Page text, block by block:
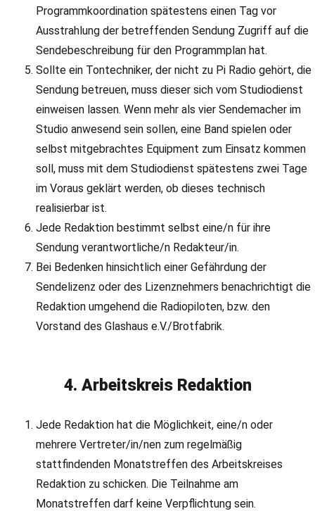
Programmkoordination spätestens einen Tag vor
Ausstrahlung der betreffenden Sendung Zugriff auf die
Sendebeschreibung für den Programmplan hat.
Sollte ein Tontechniker, der nicht zu Pi Radio gehört, die
Sendung betreuen, muss dieser sich vom Studiodienst
einweisen lassen. Wenn mehr als vier Sendemacher im
Studio anwesend sein sollen, eine Band spielen oder
selbst mitgebrachtes Equipment zum Einsatz kommen
soll, muss mit dem Studiodienst spätestens zwei Tage
im Voraus geklärt werden, ob dieses technisch
realisierbar ist.
Jede Redaktion bestimmt selbst eine/n für ihre
Sendung verantwortliche/n Redakteur/in.
Bei Bedenken hinsichtlich einer Gefährdung der
Sendelizenz oder des Lizenznehmers benachrichtigt die
Redaktion umgehend die Radiopiloten, bzw. den
Vorstand des Glashaus e.V./Brotfabrik.
4. Arbeitskreis Redaktion
Jede Redaktion hat die Möglichkeit, eine/n oder
mehrere Vertreter/in/nen zum regelmäßig
stattfindenden Monatstreffen des Arbeitskreises
Redaktion zu schicken. Die Teilnahme am
Monatstreffen darf keine Verpflichtung sein.